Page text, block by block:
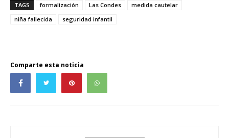
TAGS
formalización Las Condes
medida cautelar
niña fallecida
seguridad infantil
Comparte esta noticia